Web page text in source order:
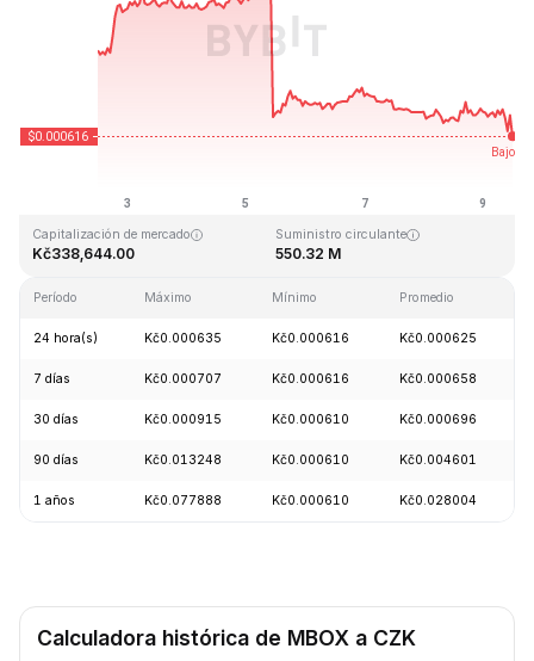
Kč0.000603
Capitalización de mercado
Kč338,644.00
Suministro circulante
550.32 M
Período Máximo Mínimo Promedio
24 hora(s) Kč0.000635 Kč0.000616 Kč0.000625
7 días Kč0.000707 Kč0.000616 Kč0.000658
30 días Kč0.000915 Kč0.000610 Kč0.000696
90 días Kč0.013248 Kč0.000610 Kč0.004601
1 años Kč0.077888 Kč0.000610 Kč0.028004
Calculadora histórica de MBOX a CZK